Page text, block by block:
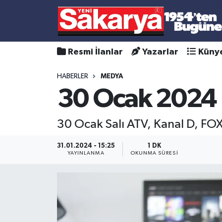
Resmi İlanlar Yazarlar
HABERLER MEDYA
30 Ocak 2024
30 Ocak Salı ATV, Kanal D,
31.01.2024 - 15:25
YAYINLANMA
1 DK
OKUNMA SÜRESI